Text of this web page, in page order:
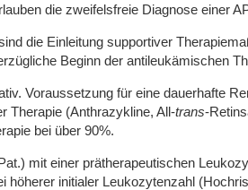
die zweifelsfreie Diagnose einer
die Einleitung supportiver
Beginn der antileukämischen
Voraussetzung für eine dauerhafte
Therapie (Anthrazykline, All-trans-
bei über 90%.
mit einer prätherapeutischen
höherer initialer Leukozytenzahl